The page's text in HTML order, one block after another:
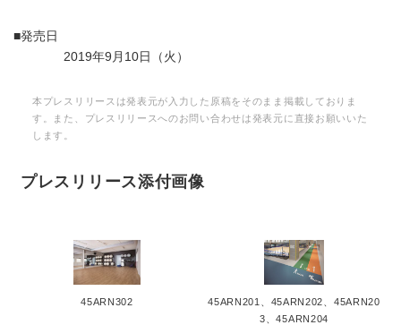
■発売日
2019年9月10日（火）
本プレスリリースは発表元が入力した原稿をそのまま掲載しておりま
す。また、プレスリリースへのお問い合わせは発表元に直接お願いいた
します。
プレスリリース添付画像
45ARN302
45ARN201、45ARN202、45ARN20
3、45ARN204